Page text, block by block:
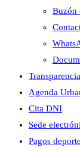
Buzón
Transparencia
Agenda
Cita DNI
Sede
Pagos